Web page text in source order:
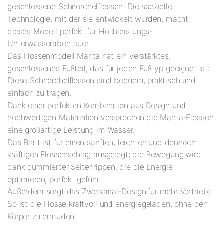
geschlossene Schnorchelflossen. Die spezielle
Technologie, mit der sie entwickelt wurden, macht
dieses Modell perfekt für Hochleistungs-
Unterwasserabenteuer.
Das Flossenmodell Manta hat ein verstärktes,
geschlossenes Fußteil, das für jeden Fußtyp geeignet ist:
Diese Schnorchelflossen sind bequem, praktisch und
einfach zu tragen.
Dank einer perfekten Kombination aus Design und
hochwertigen Materialien versprechen die Manta-Flossen
eine großartige Leistung im Wasser.
Das Blatt ist für einen sanften, leichten und dennoch
kräftigen Flossenschlag ausgelegt; die Bewegung wird
dank gummierter Seitenrippen, die die Energie
optimieren, perfekt geführt.
Außerdem sorgt das Zweikanal-Design für mehr Vortrieb:
So ist die Flosse kraftvoll und energiegeladen, ohne den
Körper zu ermüden.